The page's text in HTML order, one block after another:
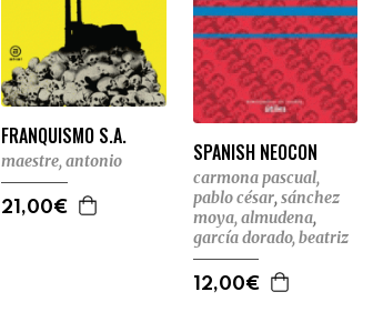
FRANQUISMO S.A.
maestre, antonio
21,00€
SPANISH NEOCON
carmona pascual,
pablo césar,sánchez
moya, almudena,
garcía dorado, beatriz
12,00€